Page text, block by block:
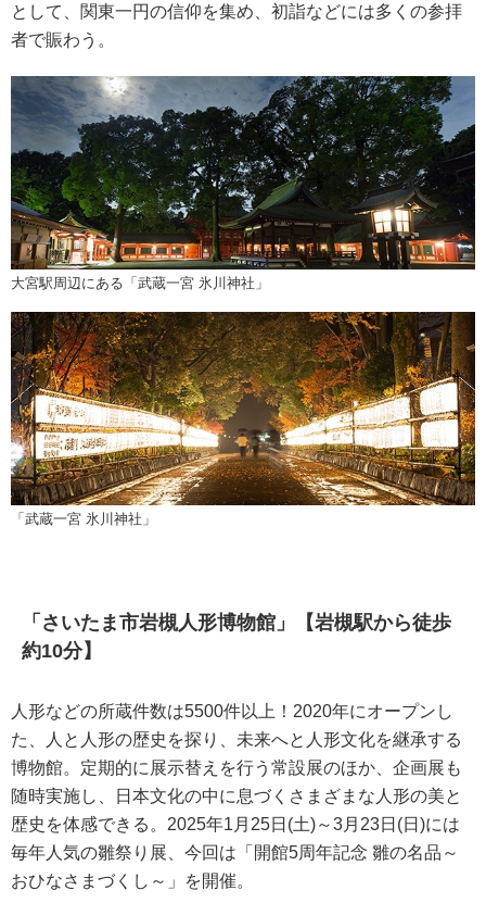
として、関東一円の信仰を集め、初詣などには多くの参拝
者で賑わう。
大宮駅周辺にある「武蔵一宮 氷川神社」
「武蔵一宮 氷川神社」
「さいたま市岩槻人形博物館」【岩槻駅から徒歩
約10分】
人形などの所蔵件数は5500件以上！2020年にオープンし
た、人と人形の歴史を探り、未来へと人形文化を継承する
博物館。定期的に展示替えを行う常設展のほか、企画展も
随時実施し、日本文化の中に息づくさまざまな人形の美と
歴史を体感できる。2025年1月25日(土)～3月23日(日)には
毎年人気の雛祭り展、今回は「開館5周年記念 雛の名品～
おひなさまづくし～」を開催。